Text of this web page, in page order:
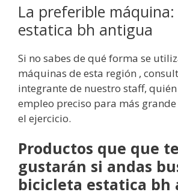
La preferible
estatica bh antigua
Si no sabes de qué forma se
máquinas de esta región ,
integrante de nuestro staff,
empleo preciso para más
el ejercicio.
Productos que que te
gustarán si andas
bicicleta estatica bh